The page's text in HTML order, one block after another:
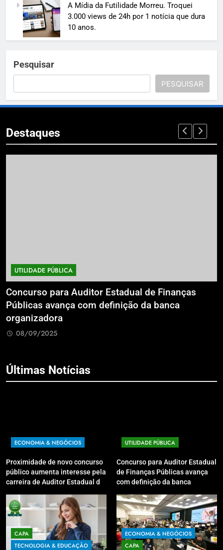
A Mídia da Futilidade Morreu. Troquei
3.000 views de 24h por 1 notícia que dura
10 anos.
Pesquisar
PESQUISAR
Destaques
UTILIDADE PÚBLICA
Concurso para Auditor Estadual de Finanças
Públicas avança com definição da banca
organizadora
08/09/2025
Últimas Notícias
ECONOMIA & NEGÓCIOS
Proximidade de novo concurso
público aumenta interesse pela
carreira de Auditor Estadual de
Youtube irá sanar dúvidas
UTILIDADE PÚBLICA
Concurso para Auditor Estadual
de Finanças Públicas avança
com definição da banca
CAPA
TECNOLOGIA & EDUCAÇÃO
ECONOMIA & NEGÓCIOS
CAPA